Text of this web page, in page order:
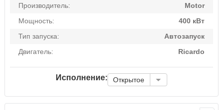
Производитель:
Motor
Мощность:
400 кВт
Тип запуска:
Автозапуск
Двигатель:
Ricardo
Исполнение: Открытое